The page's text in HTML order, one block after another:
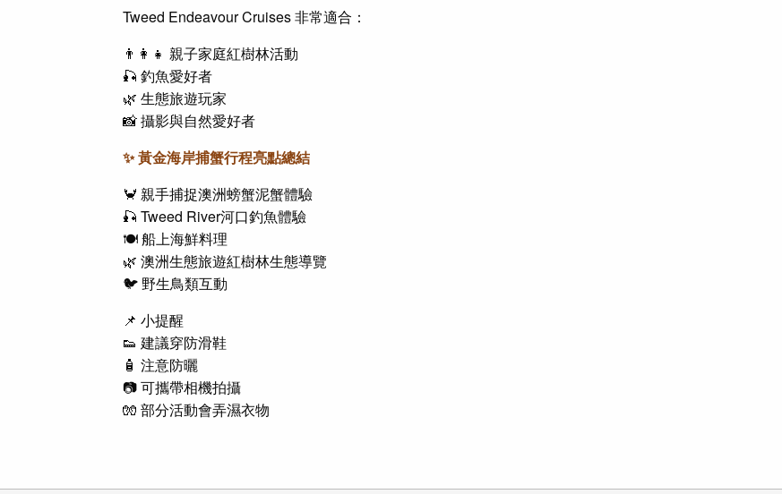
Tweed Endeavour Cruises 非常適合：
👨‍👩‍👧 親子家庭紅樹林活動
🎣 釣魚愛好者
🌿 生態旅遊玩家
📸 攝影與自然愛好者
✨黃金海岸捕蟹行程亮點總結
🦀 親手捕捉澳洲螃蟹泥蟹體驗
🎣 Tweed River河口釣魚體驗
🍽️ 船上海鮮料理
🌿 澳洲生態旅遊紅樹林生態導覽
🐦 野生鳥類互動
📌 小提醒
👟 建議穿防滑鞋
🧴 注意防曬
📷 可攜帶相機拍攝
🧤 部分活動會弄濕衣物